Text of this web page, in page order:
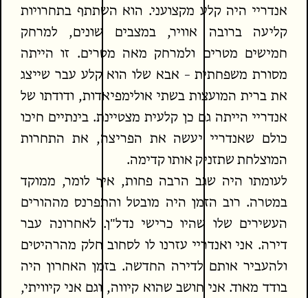
אנדריי היה קלע מקצועני. הוא השתתף בתחרויות
קליעה ברובה אוויר, במצבים שונים, למרחק
חמישים מטרים ולמרחק מאה מטרים. זו הייתה
מסורת משפחתית – אבא שלו הוא קלע עבר שייצג
את ברית המועצות בשתי אולימפיאדות, ודודתו של
אנדריי הייתה גם כן קלעית מצטיינת. בינתיים חיכו
כולם שאנדריי יעשה את הפריצה, את התחרות
המוצלחת שתזניק אותו קדימה.
לעומתו היה שגב הרבה פחות, איך לומר, ממוקד
במטרה. רוב הזמן היה מובטל והתפרנס מההורים
העשירים שלו שהיו כרישי נדל"ן. לאחרונה עבר
דירה. אני ואנדריי עזרנו לו לסחוב חלק מהרהיטים
ולהעביר אותם לדירה החדשה. בזמן האחרון היה
בודד מאוד. אני חושב שהוא קיווה, וגם אני קיוויתי,